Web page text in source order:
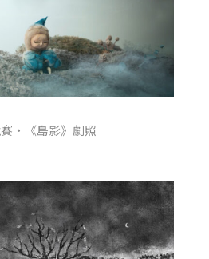
・《島影》劇照